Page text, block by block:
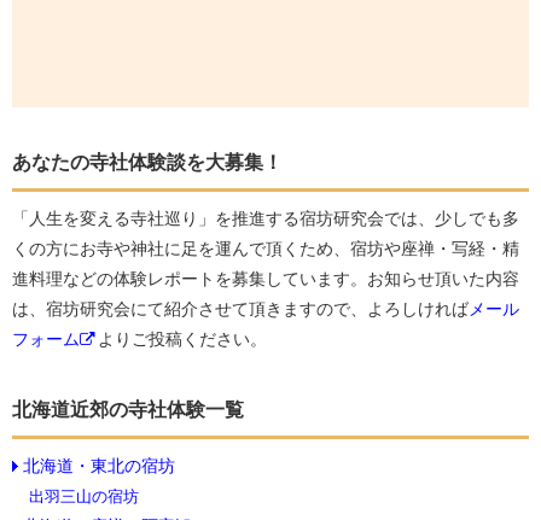
あなたの寺社体験談を大募集！
「人生を変える寺社巡り」を推進する宿坊研究会では、少しでも多
くの方にお寺や神社に足を運んで頂くため、宿坊や座禅・写経・精
進料理などの体験レポートを募集しています。お知らせ頂いた内容
は、宿坊研究会にて紹介させて頂きますので、よろしければメール
フォーム
よりご投稿ください。
北海道近郊の寺社体験一覧
北海道・東北の宿坊
出羽三山の宿坊